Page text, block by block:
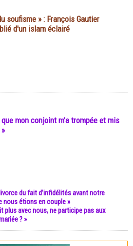
soufisme » : François Gautier
d'un islam éclairé
mon conjoint m’a trompée et mis
du fait d’infidélités avant notre
nous étions en couple »
plus avec nous, ne participe pas aux
? »